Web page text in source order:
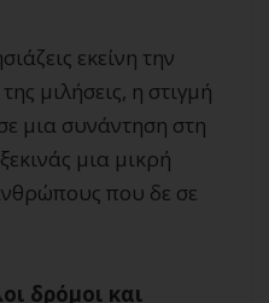
εκείνη την
μιλήσεις, η στιγμή
μια συνάντηση στη
μια μικρή
που δε σε
δρόμοι και